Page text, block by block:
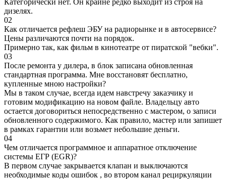
дизелях.
02
Как отличается рефлеш ЭБУ на радиорынке и в автосервисе?
Цены различаются почти на порядок.
Примерно так, как фильм в кинотеатре от пиратской "вебки".
03
После ремонта у дилера, в блок записана обновленная
стандартная программа. Мне восстановят бесплатно,
купленные мною настройки?
Мы в таком случае, всегда идем навстречу заказчику и
готовим модификацию на новом файле. Владельцу авто
остается договориться непосредственно с мастером, о записи
обновленного содержимого. Как правило, мастер или запишет
в рамках гарантии или возьмет небольшие деньги.
04
Чем отличается программное и аппаратное отключение
системы ЕГР (EGR)?
В первом случае закрывается клапан и выключаются
необходимые коды ошибок , во втором канал рециркуляции